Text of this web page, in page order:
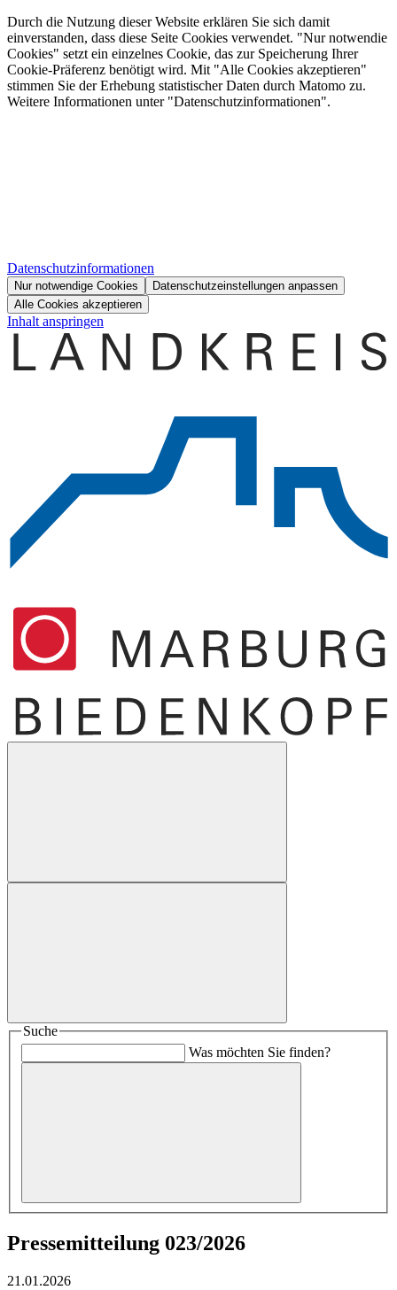
Durch die Nutzung dieser Website erklären Sie sich damit
einverstanden, dass diese Seite Cookies verwendet. "Nur notwendie
Cookies" setzt ein einzelnes Cookie, das zur Speicherung Ihrer
Cookie-Präferenz benötigt wird. Mit "Alle Cookies akzeptieren"
stimmen Sie der Erhebung statistischer Daten durch Matomo zu.
Weitere Informationen unter "Datenschutzinformationen".
Datenschutzinformationen
Nur notwendige Cookies
Datenschutzeinstellungen anpassen
Alle Cookies akzeptieren
Inhalt anspringen
Suche
Was möchten Sie finden?
Pressemitteilung 023/2026
21.01.2026